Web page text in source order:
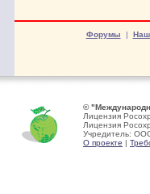
Форумы |
©
Лицензия
Лицензия
Учредитель:
О проекте |